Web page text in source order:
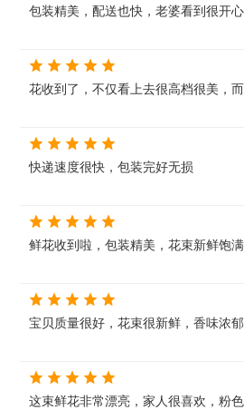
包装精美，配送也快，老婆看到很开心
花收到了，不仅看上去很高档很美，而
快递速度很快，包装完好无损
鲜花收到啦，包装精美，花束新鲜饱
宝贝质量很好，花束很新鲜，香味浓
这束鲜花非常漂亮，家人很喜欢，粉